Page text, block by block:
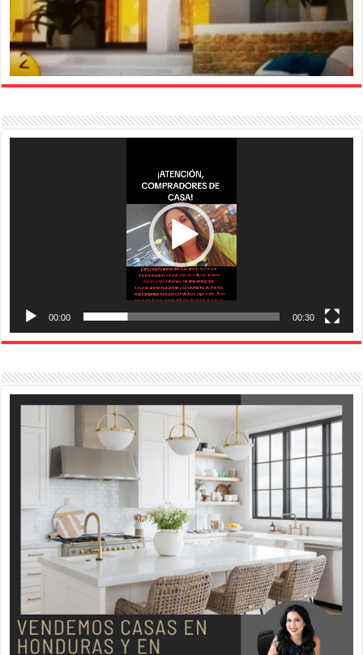
00:00 00:30